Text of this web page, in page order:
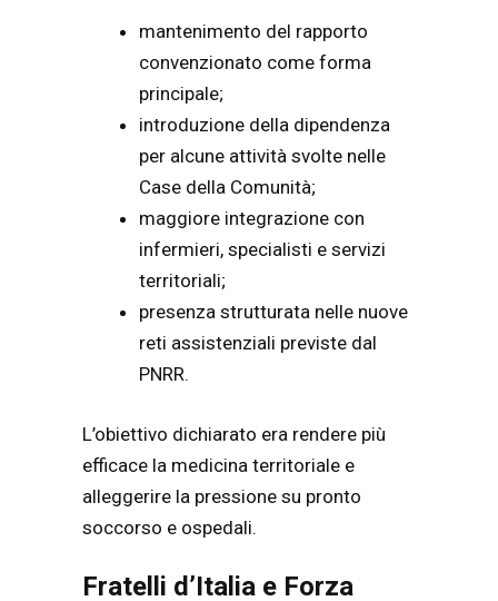
mantenimento del rapporto
convenzionato come forma
principale;
introduzione della dipendenza
per alcune attività svolte nelle
Case della Comunità;
maggiore integrazione con
infermieri, specialisti e servizi
territoriali;
presenza strutturata nelle nuove
reti assistenziali previste dal
PNRR.
L’obiettivo dichiarato era rendere più
efficace la medicina territoriale e
alleggerire la pressione su pronto
soccorso e ospedali.
Fratelli d’Italia e Forza